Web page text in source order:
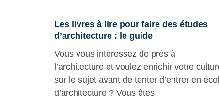
Les livres à lire pour faire des études
d’architecture : le guide
Vous vous intéressez de près à
l’architecture et voulez enrichir votre
sur le sujet avant de tenter d’entrer en
d’architecture ? Vous êtes